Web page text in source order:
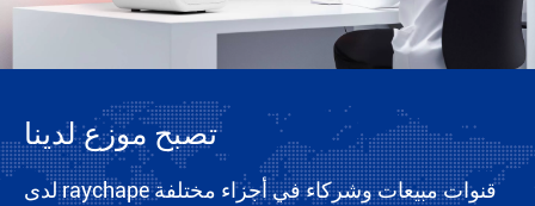
تصبح موزع لدينا
لدى raychape قنوات مبيعات وشركاء في أجزاء مختلفة